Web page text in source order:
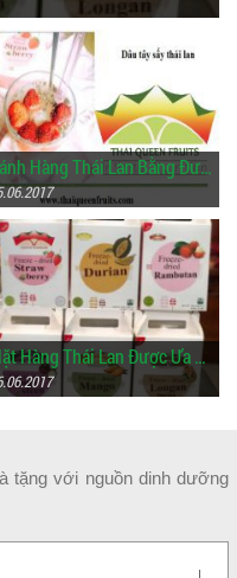
Đánh Hàng Thái Lan Bằng Đường Bộ
Mặt Hàng Thái Lan Được Ưa Chuộng
tặng với nguồn dinh dưỡng